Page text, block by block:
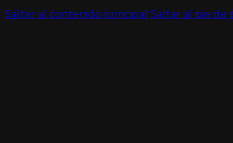
Saltar al contenido principal Saltar al pie de